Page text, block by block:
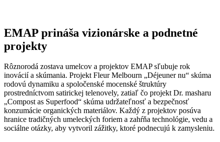
EMAP prináša vizionárske a podnetné
projekty
Rôznorodá zostava umelcov a projektov EMAP sľubuje rok
inovácií a skúmania. Projekt Fleur Melbourn „Déjeuner nu“ skúma
rodovú dynamiku a spoločenské mocenské štruktúry
prostredníctvom satirickej telenovely, zatiaľ čo projekt Dr. masharu
„Compost as Superfood“ skúma udržateľnosť a bezpečnosť
konzumácie organických materiálov. Každý z projektov posúva
hranice tradičných umeleckých foriem a zahŕňa technológie, vedu a
sociálne otázky, aby vytvoril zážitky, ktoré podnecujú k zamysleniu.